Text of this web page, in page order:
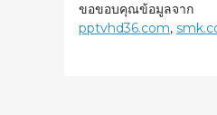
ขอขอบคุณข้อมูลจาก
pptvhd36.com,